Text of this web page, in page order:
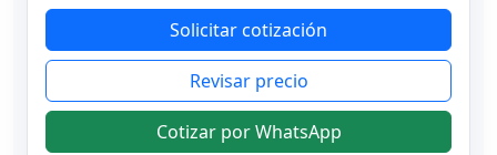
Solicitar cotización
Revisar precio
Cotizar por WhatsApp